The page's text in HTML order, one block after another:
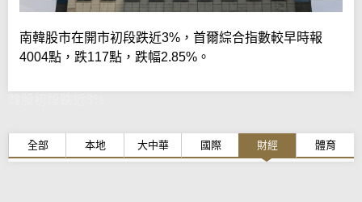
南韓股市在開市初段跌近3%，首爾綜合指數較早時報
4004點，跌117點，跌幅2.85%。
全部 本地 大中華 國際 財經 體育